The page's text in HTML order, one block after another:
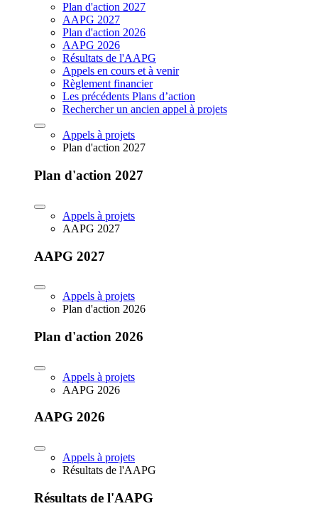
Plan d'action 2027
AAPG 2027
Plan d'action 2026
AAPG 2026
Résultats de l'AAPG
Appels en cours et à venir
Règlement financier
Les précédents Plans d’action
Rechercher un ancien appel à projets
Appels à projets
Plan d'action 2027
Plan d'action 2027
Appels à projets
AAPG 2027
AAPG 2027
Appels à projets
Plan d'action 2026
Plan d'action 2026
Appels à projets
AAPG 2026
AAPG 2026
Appels à projets
Résultats de l'AAPG
Résultats de l'AAPG